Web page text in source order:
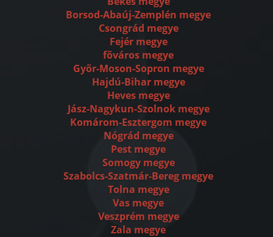
Borsod-Abaúj-Zemplén megye
Csongrád megye
Fejér megye
fõváros megye
Gyõr-Moson-Sopron megye
Hajdú-Bihar megye
Heves megye
Jász-Nagykun-Szolnok megye
Komárom-Esztergom megye
Nógrád megye
Pest megye
Somogy megye
Szabolcs-Szatmár-Bereg megye
Tolna megye
Vas megye
Veszprém megye
Zala megye